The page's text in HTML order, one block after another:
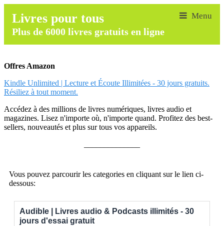
Livres pour tous
Plus de 6000 livres gratuits en ligne
Offres Amazon
Kindle Unlimited | Lecture et Écoute Illimitées - 30 jours gratuits.
Résiliez à tout moment.
Accédez à des millions de livres numériques, livres audio et
magazines. Lisez n'importe où, n'importe quand. Profitez des best-
sellers, nouveautés et plus sur tous vos appareils.
Vous pouvez parcourir les categories en cliquant sur le lien ci-
dessous:
Audible | Livres audio & Podcasts illimités - 30
jours d'essai gratuit